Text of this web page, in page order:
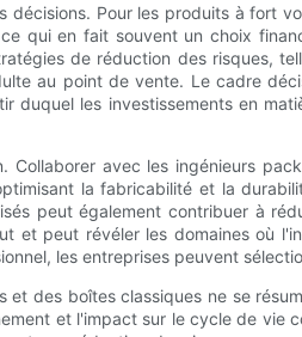
Pour les produits à fort
qui en fait souvent un choix
de réduction des risques,
au point de vente. Le cadre
duquel les investissements en
Collaborer avec les ingénieurs
la fabricabilité et la
peut également contribuer à
et peut révéler les domaines où
les entreprises peuvent
et des boîtes classiques ne se
et l'impact sur le cycle de